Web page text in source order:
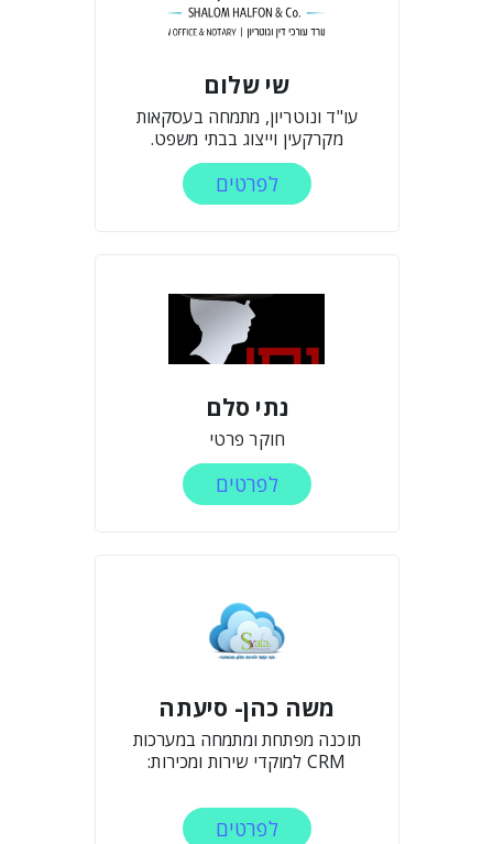
שי שלום
עו"ד ונוטריון, מתמחה בעסקאות
מקרקעין וייצוג בבתי משפט.
לפרטים
נתי סלם
חוקר פרטי
לפרטים
משה כהן- סיעתה
תוכנה מפתחת ומתמחה במערכות
CRM למוקדי שירות ומכירות:
לפרטים